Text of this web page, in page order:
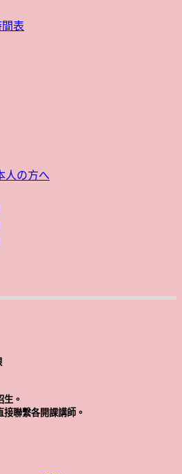
表
人の方へ
生。
聯繫各開課講師。